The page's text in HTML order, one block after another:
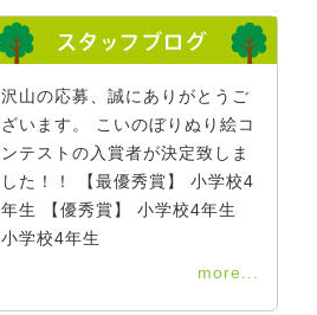
沢山の応募、誠にありがとうご
ざいます。 こいのぼりぬり絵コ
ンテストの入賞者が決定致しま
した！！ 【最優秀賞】 小学校4
年生 【優秀賞】 小学校4年生
小学校4年生
more...